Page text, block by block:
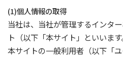
(1)個人情報の取得
当社は、当社が管理するインタ
ト（以下「本サイト」といいま
本サイトの一般利用者（以下「